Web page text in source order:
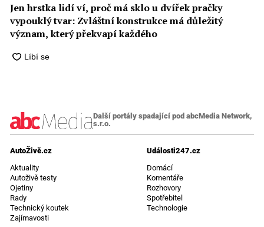
Jen hrstka lidí ví, proč má sklo u dvířek pračky
vypouklý tvar: Zvláštní konstrukce má důležitý
význam, který překvapí každého
Další portály spadající pod abcMedia Network,
s.r.o.
AutoŽivě.cz
Aktuality
Autoživě testy
Ojetiny
Rady
Technický koutek
Zajímavosti
Události247.cz
Domácí
Komentáře
Rozhovory
Spotřebitel
Technologie